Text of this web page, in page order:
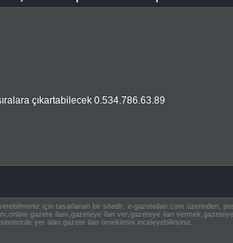
çıkartabilecek 0.534.786.63.89
için tasarlanan bir sitedir. e-gazeteilan.com üzerinden,
gazete ilanı,gazeteye ilan ver,gazeteye ilan
yer alan gazete ilan örneklerini inceleyebilirsiniz.